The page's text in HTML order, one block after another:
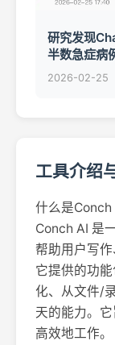
研究发现
半数急症病
2026-02-25
工具介绍
什么是Conch
Conch AI 是
帮助用户写作
它提供的功
化、从文件/
天的能力。
高效地工作。